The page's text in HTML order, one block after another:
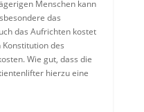
Menschen kann
das
das Aufrichten kostet
des
Wie gut, dass die
hierzu eine